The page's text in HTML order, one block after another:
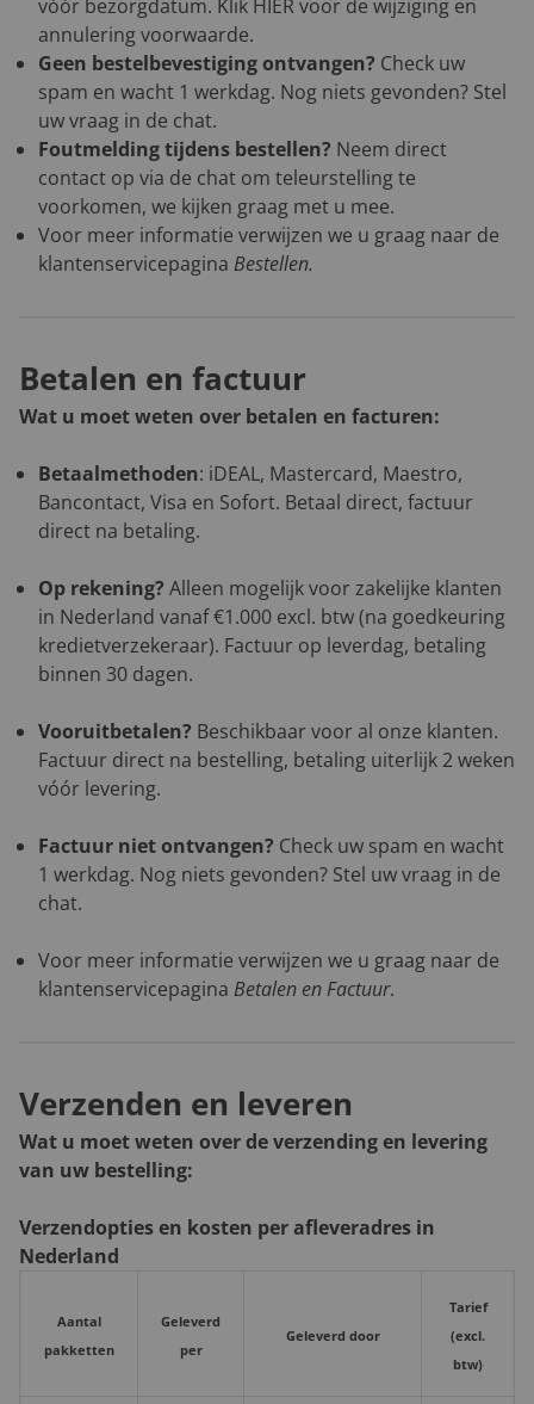
vóór bezorgdatum. Klik HIERvoor de wijziging en
annulering voorwaarde.
Geen bestelbevestiging ontvangen? Check uw
spam en wacht 1 werkdag. Nog niets gevonden? Stel
uw vraag in de chat.
Foutmelding tijdens bestellen? Neem direct
contact op via de chat om teleurstelling te
voorkomen, we kijken graag met u mee.
Voor meer informatie verwijzen we u graag naar de
klantenservicepagina Bestellen.
Betalen en factuur
Wat u moet weten over betalen en facturen:
Betaalmethoden: iDEAL, Mastercard, Maestro,
Bancontact, Visa en Sofort. Betaal direct, factuur
direct na betaling.
Op rekening? Alleen mogelijk voor zakelijke klanten
in Nederland vanaf €1.000 excl. btw (na goedkeuring
kredietverzekeraar). Factuur op leverdag, betaling
binnen 30 dagen.
Vooruitbetalen? Beschikbaar voor al onze klanten.
Factuur direct na bestelling, betaling uiterlijk 2 weken
vóór levering.
Factuur niet ontvangen? Check uw spam en wacht
1 werkdag. Nog niets gevonden? Stel uw vraag in de
chat.
Voor meer informatie verwijzen we u graag naar de
klantenservicepagina Betalen en Factuur.
Verzenden en leveren
Wat u moet weten over de verzending en levering
van uw bestelling:
Verzendopties en kosten per afleveradres in
Nederland
Aantal
pakketten
Geleverd
per
Geleverd door
Tarief
(excl.
btw)